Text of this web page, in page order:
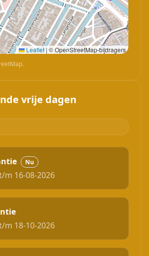
Leaflet |© OpenStreetMap-bijdragers
vrije dagen
Nu
m 16-08-2026
m 18-10-2026